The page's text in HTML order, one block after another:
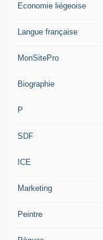
Economie liégeoise
Langue française
MonSitePro
Biographie
P
SDF
ICE
Marketing
Peintre